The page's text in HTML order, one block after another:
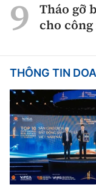
Tháo gỡ
cho
THÔNG TIN